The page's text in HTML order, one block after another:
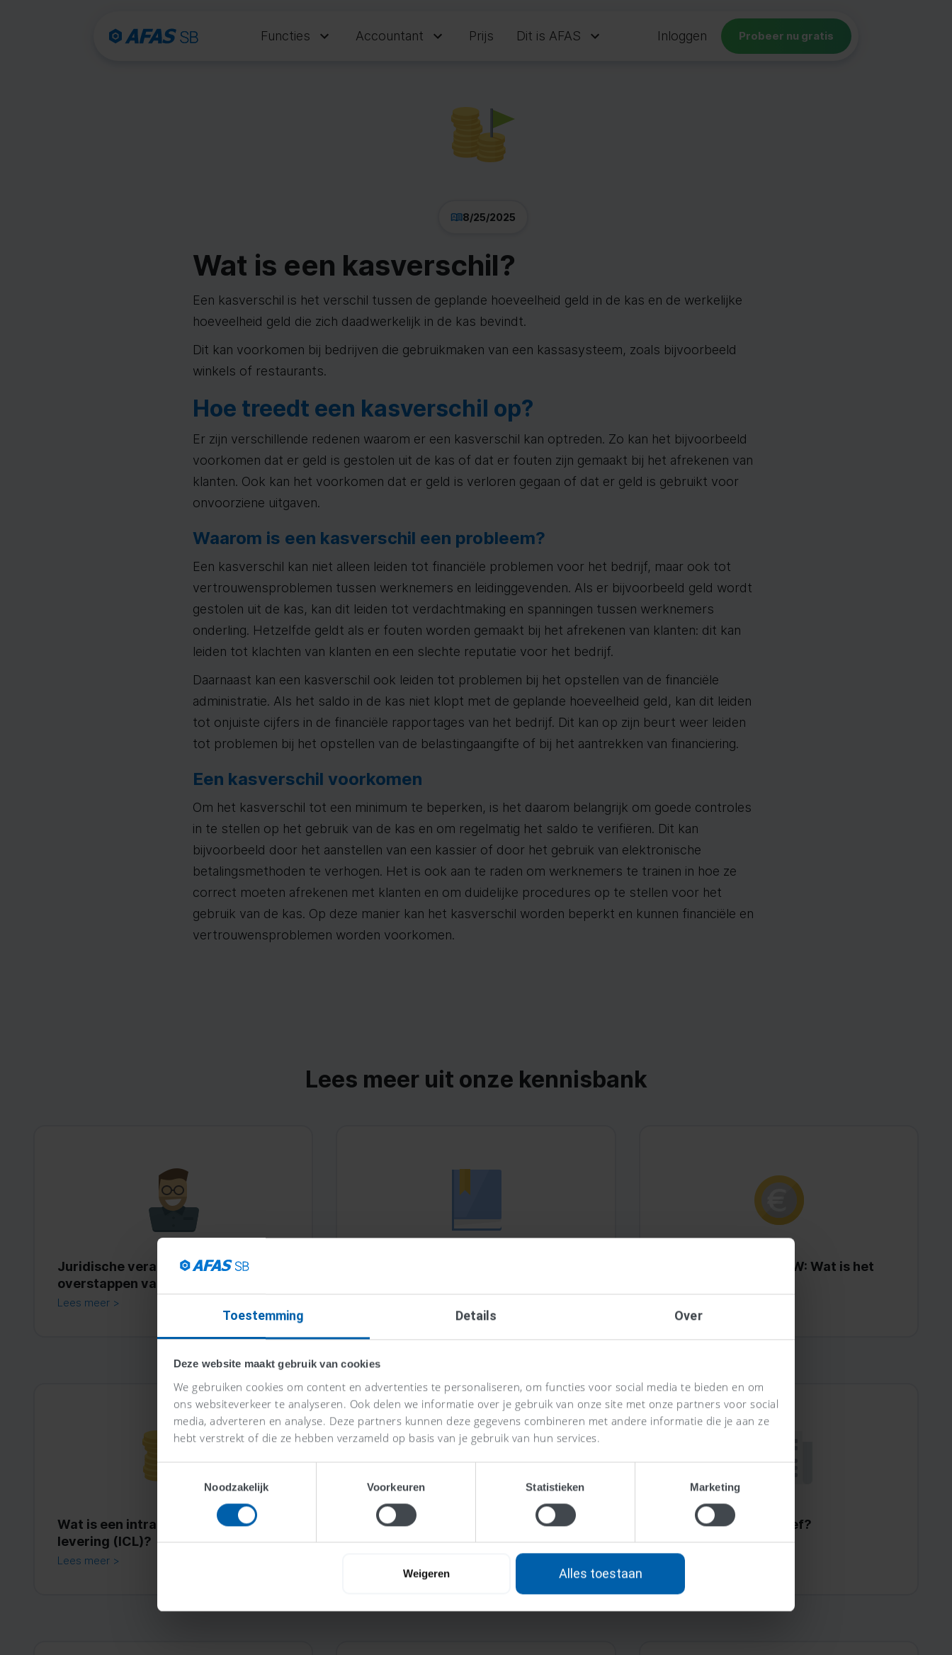
Toestemming Details Over
Deze website maakt gebruik van cookies
We gebruiken cookies om content en advertenties te personaliseren, om functies voor social media te bieden en om
ons websiteverkeer te analyseren. Ook delen we informatie over je gebruik van onze site met onze partners voor social
media, adverteren en analyse. Deze partners kunnen deze gegevens combineren met andere informatie die je aan ze
hebt verstrekt of die ze hebben verzameld op basis van je gebruik van hun services.
Noodzakelijk
Voorkeuren Statistieken Marketing
Weigeren Alles toestaan
Functies Accountant Prijs Dit is AFAS Inloggen Probeer nu gratis
8/25/2025
Wat is een kasverschil?
Een kasverschil is het verschil tussen de geplande hoeveelheid geld in de kas en de werkelijke
hoeveelheid geld die zich daadwerkelijk in de kas bevindt.
Dit kan voorkomen bij bedrijven die gebruikmaken van een kassasysteem, zoals bijvoorbeeld
winkels of restaurants.
Hoe treedt een kasverschil op?
Er zijn verschillende redenen waarom er een kasverschil kan optreden. Zo kan het bijvoorbeeld
voorkomen dat er geld is gestolen uit de kas of dat er fouten zijn gemaakt bij het afrekenen van
klanten. Ook kan het voorkomen dat er geld is verloren gegaan of dat er geld is gebruikt voor
onvoorziene uitgaven.
Waarom is een kasverschil een probleem?
Een kasverschil kan niet alleen leiden tot financiële problemen voor het bedrijf, maar ook tot
vertrouwensproblemen tussen werknemers en leidinggevenden. Als er bijvoorbeeld geld wordt
gestolen uit de kas, kan dit leiden tot verdachtmaking en spanningen tussen werknemers
onderling. Hetzelfde geldt als er fouten worden gemaakt bij het afrekenen van klanten: dit kan
leiden tot klachten van klanten en een slechte reputatie voor het bedrijf.
Daarnaast kan een kasverschil ook leiden tot problemen bij het opstellen van de financiële
administratie. Als het saldo in de kas niet klopt met de geplande hoeveelheid geld, kan dit leiden
tot onjuiste cijfers in de financiële rapportages van het bedrijf. Dit kan op zijn beurt weer leiden
tot problemen bij het opstellen van de belastingaangifte of bij het aantrekken van financiering.
Een kasverschil voorkomen
Om het kasverschil tot een minimum te beperken, is het daarom belangrijk om goede controles
in te stellen op het gebruik van de kas en om regelmatig het saldo te verifiëren. Dit kan
bijvoorbeeld door het aanstellen van een kassier of door het gebruik van elektronische
betalingsmethoden te verhogen. Het is ook aan te raden om werknemers te trainen in hoe ze
correct moeten afrekenen met klanten en om duidelijke procedures op te stellen voor het
gebruik van de kas. Op deze manier kan het kasverschil worden beperkt en kunnen financiële en
vertrouwensproblemen worden voorkomen.
Lees meer uit onze kennisbank
Juridische veranderingen bij
overstappen van zzp naar een bv
Lees meer >
0% BTW vs Geen BTW: Wat is het
Wat is een intracommunautaire
levering (ICL)?
Lees meer >
Wat is consolidatie?
Lees meer >
Wat is een vrachtbrief?
Lees meer >